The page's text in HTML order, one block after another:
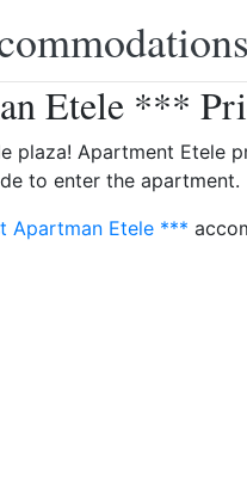
Etele ***
plaza! Apartment Etele
to enter the apartment.
Apartman Etele ***